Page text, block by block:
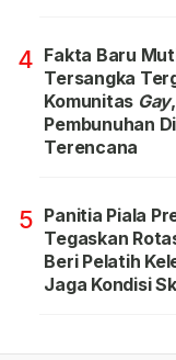
4 Fakta Baru
Tersangka
Komunitas Gay,
Pembunuhan
Terencana
5 Panitia Piala
Tegaskan
Beri Pelatih
Jaga Kondisi